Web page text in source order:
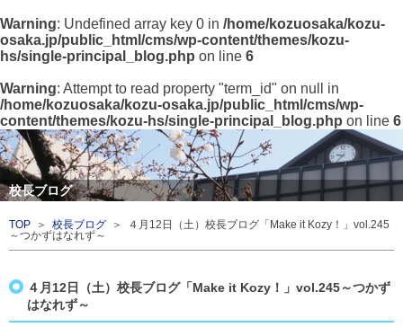
Warning: Undefined array key 0 in /home/kozuosaka/kozu-
osaka.jp/public_html/cms/wp-content/themes/kozu-
hs/single-principal_blog.php on line 6
Warning: Attempt to read property "term_id" on null in
/home/kozuosaka/kozu-osaka.jp/public_html/cms/wp-
content/themes/kozu-hs/single-principal_blog.php on line 6
校長ブログ
TOP ＞ 校長ブログ ＞ ４月12日（土）校長ブログ「Make it Kozy！」vol.245
～つかずはなれず～
４月12日（土）校長ブログ「Make it Kozy！」vol.245～つかず
はなれず～